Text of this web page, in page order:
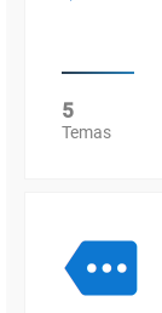
5
Temas